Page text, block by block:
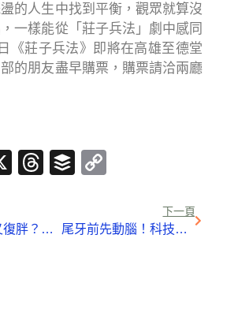
的人生中找到平衡，觀眾就算沒
一樣能從「莊子兵法」劇中感同
《莊子兵法》即將在高雄至德堂
的朋友盡早購票，購票請洽兩廳
X Threads
Buffer
減肥藥一停又復胖？減肥最好的方法是：邁開腿！
下一頁
尾牙前先動腦！科技新貴玩密室逃脫 離開電腦展現思考力